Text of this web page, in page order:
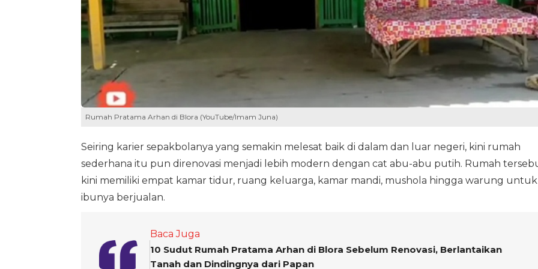
Rumah Pratama Arhan di Blora (YouTube/Imam Juna)
Seiring karier sepakbolanya yang semakin melesat baik di dalam dan luar negeri, kini rumah
sederhana itu pun direnovasi menjadi lebih modern dengan cat abu-abu putih. Rumah
kini memiliki empat kamar tidur, ruang keluarga, kamar mandi, mushola hingga warung untuk
ibunya berjualan.
Baca Juga
10 Sudut Rumah Pratama Arhan di Blora Sebelum Renovasi, Berlantaikan
Tanah dan Dindingnya dari Papan